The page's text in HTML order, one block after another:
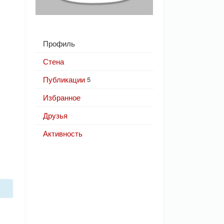
Профиль
Стена
Публикации 5
Избранное
Друзья
Активность